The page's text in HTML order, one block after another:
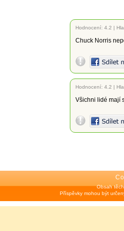
Hodnocení: 4.2 |
Chuck Norris
Hodnocení: 4.2 |
Všichni lidé mají
Obsah
Příspěvky mohou být